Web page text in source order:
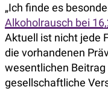
„Ich finde es
Alkoholrausch bei
Aktuell ist nicht jede
die vorhandenen
wesentlichen
gesellschaftliche